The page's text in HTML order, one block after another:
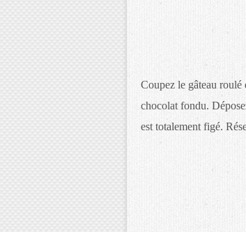
Coupez le gâteau roulé
chocolat fondu.
est totalement figé.